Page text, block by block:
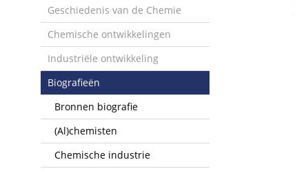
naar
het
menu
Geschiedenis van de Chemie
Chemische ontwikkelingen
Industriële ontwikkeling
Biografieën
Bronnen biografie
(Al)chemisten
Chemische industrie